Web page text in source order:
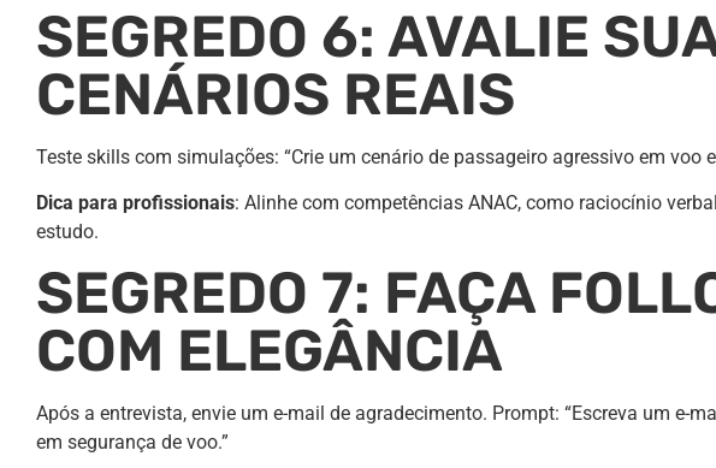
SEGREDO 6: AVALIE
CENÁRIOS REAIS
Teste skills com simulações: “Crie um cenário de passageiro agressivo em
Dica para profissionais: Alinhe com competências ANAC, como raciocínio
estudo.
SEGREDO 7: FAÇA
COM ELEGÂNCIA
Após a entrevista, envie um e-mail de agradecimento. Prompt: “Escreva um
em segurança de voo.”